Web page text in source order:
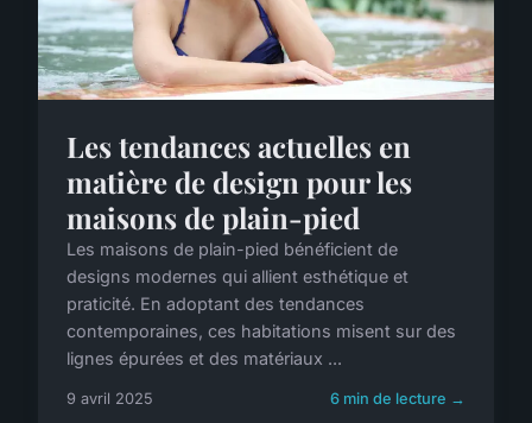
Les tendances actuelles en
matière de design pour les
maisons de plain-pied
Les maisons de plain-pied bénéficient de
designs modernes qui allient esthétique et
praticité. En adoptant des tendances
contemporaines, ces habitations misent sur des
lignes épurées et des matériaux ...
9 avril 2025 6 min de lecture →